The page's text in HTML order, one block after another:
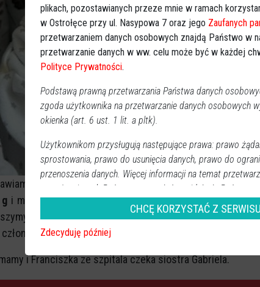
małe słoneczko, Franciszek , które przyszło
i mierzy56 cm. Dumni rodzice,Emilia i Artur, z
się, że możemy podzielić się tą wspaniałą
naszej społeczności.
i Franciszka ze szpitala czeka siostra Gabriela.
plikach, pozostawianych przeze mnie w ramach
w Ostrołęce przy ul. Nasypowa 7 oraz jego Zaufanych
przetwarzaniem danych osobowych znajdą Państwo w
przetwarzanie danych w ww. celu może być w każdej
Polityce Prywatności.
Podstawą prawną przetwarzania Państwa danych
zgoda użytkownika na przetwarzanie danych osobowych
okienka (art. 6 ust. 1 lit. a pltk).
Użytkownikom przysługują następujące prawa: prawo
sprostowania, prawo do usunięcia danych, prawo do
przenoszenia danych. Więcej informacji na temat
przysługujących Państwu uprawnień, znajdziecie Państwo
CHCĘ KORZYSTAĆ Z
Zdecyduję później